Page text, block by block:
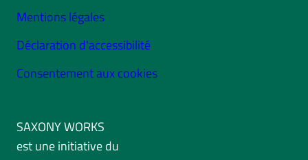
Mentions légales
Déclaration d'accessibilité
Consentement aux cookies
SAXONY WORKS
est une initiative du